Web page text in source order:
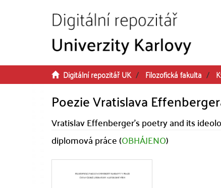
Digitální repozitář UK Filozofická fakulta
Poezie Vratislava
Vratislav Effenberger's poetry and its
diplomová práce (OBHÁJENO)